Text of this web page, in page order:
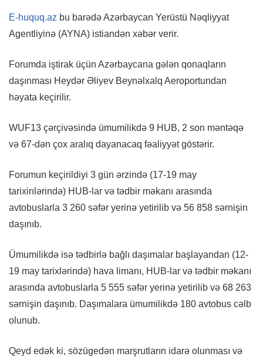
E-huquq.az bu barədə Azərbaycan Yerüstü Nəqliyyat
Agentliyinə (AYNA) istiandən xəbər verir.
Forumda iştirak üçün Azərbaycana gələn qonaqların
daşınması Heydər Əliyev Beynəlxalq Aeroportundan
həyata keçirilir.
WUF13 çərçivəsində ümumilikdə 9 HUB, 2 son məntəqə
və 67-dən çox aralıq dayanacaq fəaliyyət göstərir.
Forumun keçirildiyi 3 gün ərzində (17-19 may
tarixinlərində) HUB-lar və tədbir məkanı arasında
avtobuslarla 3 260 səfər yerinə yetirilib və 56 858 sərnişin
daşınıb.
Ümumilikdə isə tədbirlə bağlı daşımalar başlayandan (12-
19 may tarixlərində) hava limanı, HUB-lar və tədbir məkanı
arasında avtobuslarla 5 555 səfər yerinə yetirilib və 68 263
sərnişin daşınıb. Daşımalara ümumilikdə 180 avtobus cəlb
olunub.
Qeyd edək ki, sözügedən marşrutların idarə olunması və